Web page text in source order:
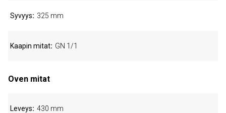
Syvyys 325 mm
Kaapin mitat GN 1/1
Oven mitat
Leveys 430 mm